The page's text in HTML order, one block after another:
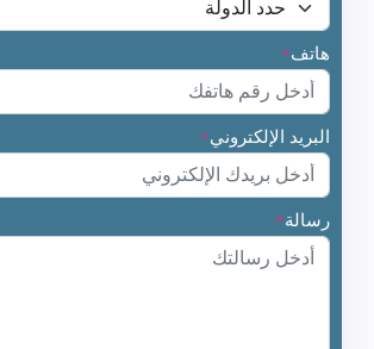
هاتف*
البريد الإلكتروني*
رسالة*